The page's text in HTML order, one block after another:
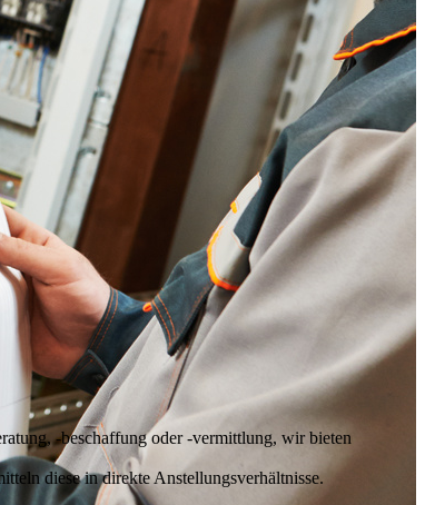
-beschaffung oder -vermittlung, wir bieten
diese in direkte Anstellungsverhältnisse.